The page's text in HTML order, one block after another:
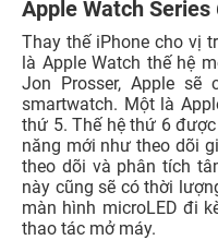
Apple Watch Series
Thay thế iPhone cho vị
là Apple Watch thế hệ
Jon Prosser, Apple
smartwatch. Một là
thứ 5. Thế hệ thứ 6
năng mới như theo dõi
theo dõi và phân tích
này cũng sẽ có thời
màn hình microLED đi
thao tác mở máy.